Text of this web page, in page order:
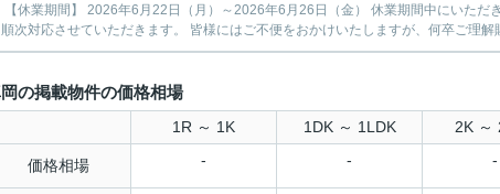
より順次対応させていただきます。 皆様にはご不便をおかけいたしますが、何卒ご
の掲載物件の価格相場
1R ～ 1K 1DK ～ 1LDK 2K ～
価格相場 - - -